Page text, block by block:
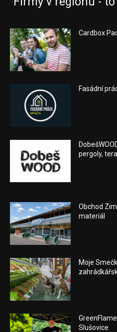
Cardbox
Fasádní
pergoly,
Obchod
materiál
Moje
Slušovice